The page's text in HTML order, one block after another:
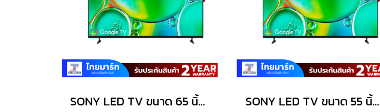
SONY LED TV ขนาด 65 นิ้ว (4K, GOOGLE TV) BRAVIA 2 II รุ่น K-65S20M2 SONY LED TV ขนาด 55 นิ้ว (4K, GOOGLE TV) BRAVIA 2 II รุ่น K-55S20M2